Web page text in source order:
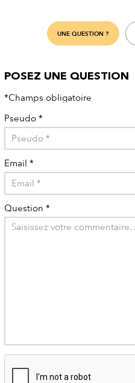
UNE QUESTION ?
POSEZ UNE QUESTION
*Champs obligatoire
Pseudo *
Email *
Question *